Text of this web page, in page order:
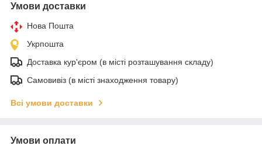
Умови доставки
Нова Пошта
Укрпошта
Доставка кур'єром (в місті розташування складу)
Самовивіз (в місті знаходження товару)
Всі умови доставки
Умови оплати